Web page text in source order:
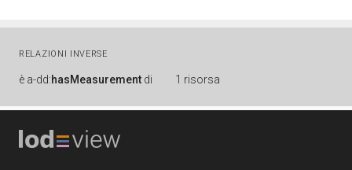
RELAZIONI INVERSE
è a-dd:hasMeasurement di 1 risorsa